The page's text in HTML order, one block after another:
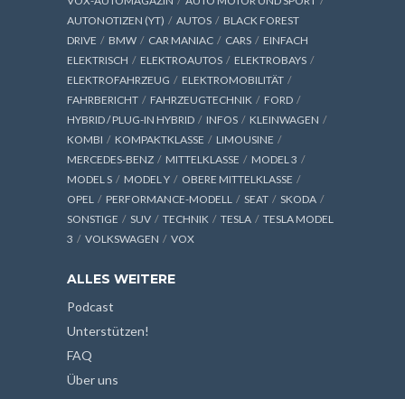
AUTONOTIZEN (YT)
AUTOS
BLACK FOREST
DRIVE
BMW CAR MANIAC CARS
EINFACH
ELEKTRISCH
ELEKTROAUTOS
ELEKTROBAYS
ELEKTROFAHRZEUG
ELEKTROMOBILITÄT
FAHRBERICHT
FAHRZEUGTECHNIK
FORD
HYBRID / PLUG-IN HYBRID
INFOS
KLEINWAGEN
KOMBI
KOMPAKTKLASSE
LIMOUSINE
MERCEDES-BENZ
MITTELKLASSE
MODEL 3
MODEL S
MODEL Y
OBERE MITTELKLASSE
OPEL
PERFORMANCE-MODELL SEAT
SKODA
SONSTIGE
SUV TECHNIK TESLA
TESLA MODEL
3
VOLKSWAGEN VOX
ALLES WEITERE
Podcast
Unterstützen!
FAQ
Über uns